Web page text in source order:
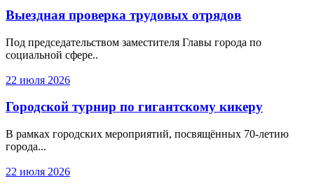
Выездная проверка трудовых отрядов
Под председательством заместителя Главы города по
социальной сфере..
22 июля 2026
Городской турнир по гигантскому кикеру
В рамках городских мероприятий, посвящённых 70-летию
города...
22 июля 2026